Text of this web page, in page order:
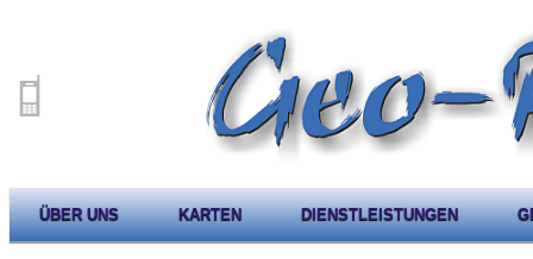
ÜBER UNS KARTEN DIENSTLEISTUNGEN